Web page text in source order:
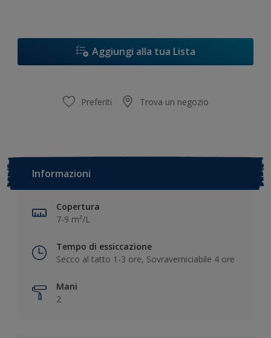
Aggiungi alla tua Lista
Preferiti Trova un negozio
Informazioni
Copertura
7-9 m²/L
Tempo di essiccazione
Secco al tatto 1-3 ore, Sovraverniciabile 4 ore
Mani
2